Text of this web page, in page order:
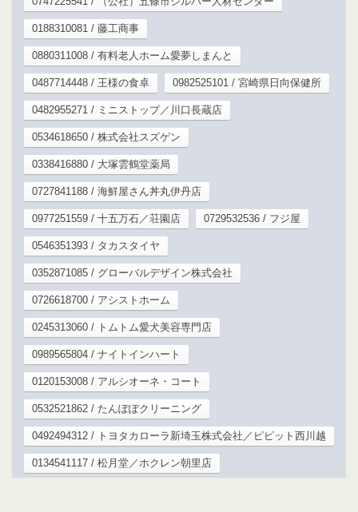
0188310081 / 藤工商事
0880311008 / 有料老人ホーム愛夢しまんと
0487714448 / 王様の食卓 0982525101 / 宮崎県日向保健所
0482955271 / ミニストップ／川口長蔵店
0534618650 / 株式会社スズゲン
0338416880 / 大塚雲鶴堂薬局
0727841188 / 海鮮屋さん丼丸伊丹店
0977251559 / 十五万石／荘園店 0729532536 / フジ屋
0546351393 / タカスタイヤ
0352871085 / グローバルデザイン株式会社
0726618700 / アシストホーム
0245313060 / トムトム愛犬美容専門店
0989565804 / ナイトインハート
0120153008 / アルシオーネ・コート
0532521862 / たんぽぽクリーニング
0492494312 / トヨタカローラ新埼玉株式会社／ピピット西川越
0134541117 / 松月堂／ホクレン朝里店